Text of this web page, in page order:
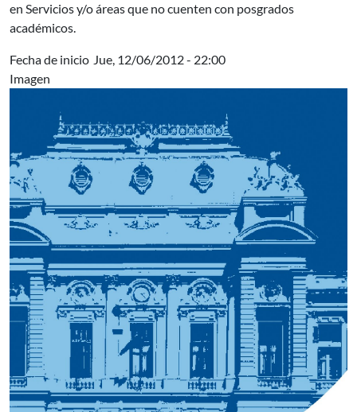
en Servicios y/o áreas que no cuenten con posgrados
académicos.
Fecha de inicio Jue, 12/06/2012 - 22:00
Imagen